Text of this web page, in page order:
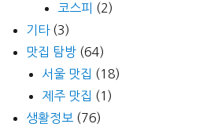
코스피 (2)
기타(3)
맛집 탐방 (64)
서울 맛집 (18)
제주 맛집 (1)
생활정보 (76)